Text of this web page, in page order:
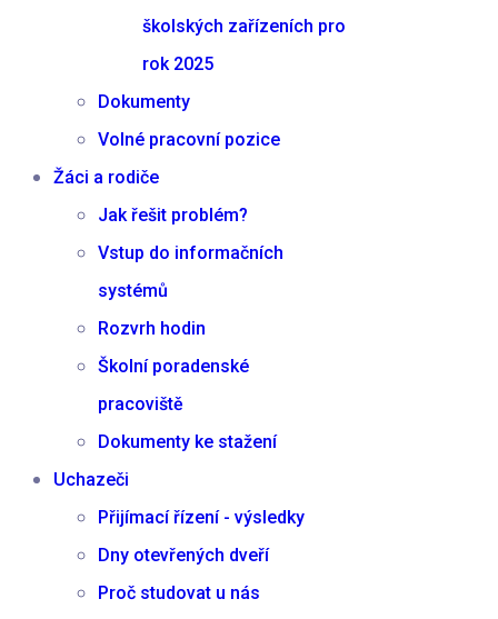
školských zařízeních pro
rok 2025
Dokumenty
Volné pracovní pozice
Žáci a rodiče
Jak řešit problém?
Vstup do informačních
systémů
Rozvrh hodin
Školní poradenské
pracoviště
Dokumenty ke stažení
Uchazeči
Přijímací řízení - výsledky
Dny otevřených dveří
Proč studovat u nás